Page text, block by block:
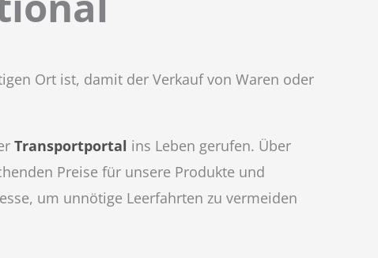
Ort ist, damit der Verkauf von Waren oder
Transportportal ins Leben gerufen. Über
Preise für unsere Produkte und
um unnötige Leerfahrten zu vermeiden